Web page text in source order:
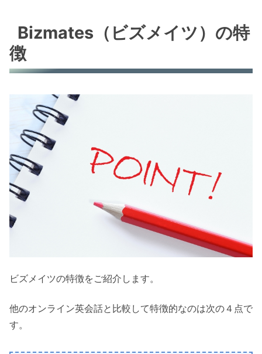
Bizmates（ビズメイツ）の特
徴
ビズメイツの特徴をご紹介します。
他のオンライン英会話と比較して特徴的なのは次の４点で
す。